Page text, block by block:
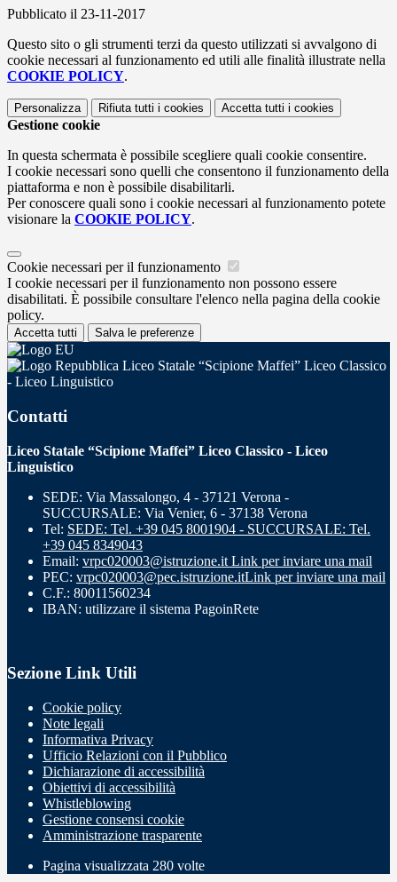
Pubblicato il 23-11-2017
Questo sito o gli strumenti terzi da questo utilizzati si avvalgono di
cookie necessari al funzionamento ed utili alle finalità illustrate nella
COOKIE POLICY.
Personalizza Rifiuta tutti i cookies Accetta tutti i cookies
Gestione cookie
In questa schermata è possibile scegliere quali cookie consentire.
I cookie necessari sono quelli che consentono il funzionamento della
piattaforma e non è possibile disabilitarli.
Per conoscere quali sono i cookie necessari al funzionamento potete
visionare la COOKIE POLICY.
Cookie necessari per il funzionamento
I cookie necessari per il funzionamento non possono essere
disabilitati. È possibile consultare l'elenco nella pagina della cookie
policy.
Accetta tutti Salva le preferenze
Liceo Statale “Scipione Maffei” Liceo Classico
- Liceo Linguistico
Contatti
Liceo Statale “Scipione Maffei” Liceo Classico - Liceo
Linguistico
SEDE: Via Massalongo, 4 - 37121 Verona -
SUCCURSALE: Via Venier, 6 - 37138 Verona
Tel: SEDE: Tel. +39 045 8001904 - SUCCURSALE: Tel.
+39 045 8349043
Email: vrpc020003@istruzione.it Link per inviare una mail
PEC: vrpc020003@pec.istruzione.itLink per inviare una mail
C.F.: 80011560234
IBAN: utilizzare il sistema PagoinRete
Sezione Link Utili
Cookie policy
Note legali
Informativa Privacy
Ufficio Relazioni con il Pubblico
Dichiarazione di accessibilità
Obiettivi di accessibilità
Whistleblowing
Gestione consensi cookie
Amministrazione trasparente
Pagina visualizzata 280 volte